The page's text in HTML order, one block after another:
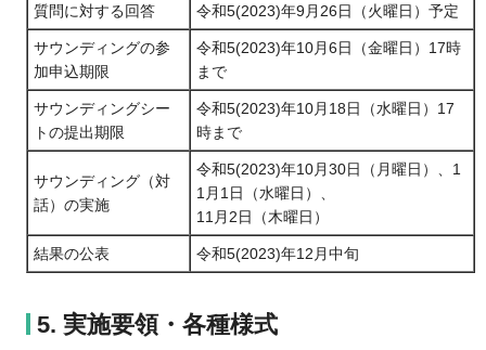
質問に対する回答 令和5(2023)年9月26日（火曜日）予定
サウンディングの参
加申込期限
令和5(2023)年10月6日（金曜日）17時
まで
サウンディングシー
トの提出期限
令和5(2023)年10月18日（水曜日）17
時まで
サウンディング（対
話）の実施
令和5(2023)年10月30日（月曜日）、1
1月1日（水曜日）、
11月2日（木曜日）
結果の公表 令和5(2023)年12月中旬
5. 実施要領・各種様式